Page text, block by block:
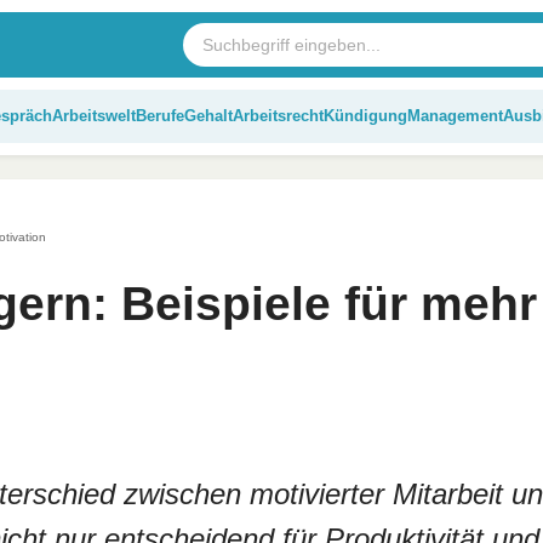
ArbeitsweltBerufeGehaltArbeitsrechtKündigung Management
Beispiele für mehr
zwischen motivierter Mitarbeit